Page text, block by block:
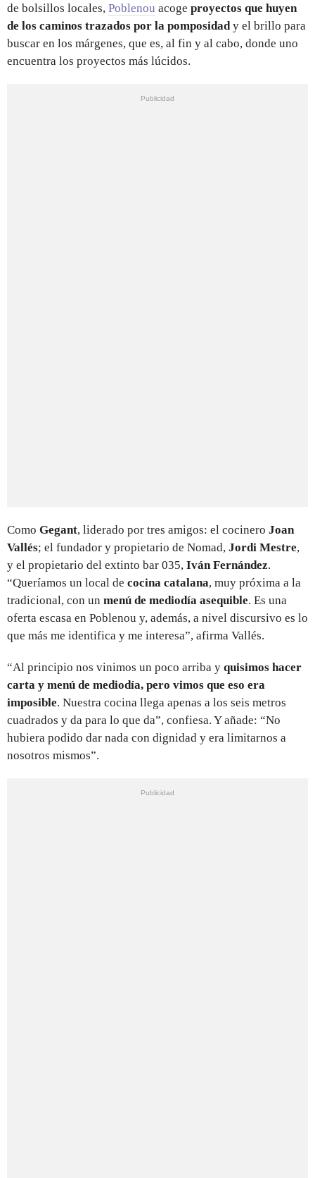
de bolsillos locales, Poblenou acoge proyectos que huyen
de los caminos trazados por la pomposidady el brillo para
buscar en los márgenes, que es, al fin y al cabo, donde uno
encuentra los proyectos más lúcidos.
Como Gegant, liderado por tres amigos: el cocinero Joan
Vallés; el fundador y propietario de Nomad, Jordi Mestre,
y el propietario del extinto bar 035, Iván Fernández.
“Queríamos un local de cocina catalana, muy próxima a la
tradicional, con un menú de mediodía asequible. Es una
oferta escasa en Poblenou y, además, a nivel discursivo es lo
que más me identifica y me interesa”, afirma Vallés.
“Al principio nos vinimos un poco arriba y quisimos hacer
carta y menú de mediodía, pero vimos que eso era
imposible. Nuestra cocina llega apenas a los seis metros
cuadrados y da para lo que da”, confiesa. Y añade: “No
hubiera podido dar nada con dignidad y era limitarnos a
nosotros mismos”.